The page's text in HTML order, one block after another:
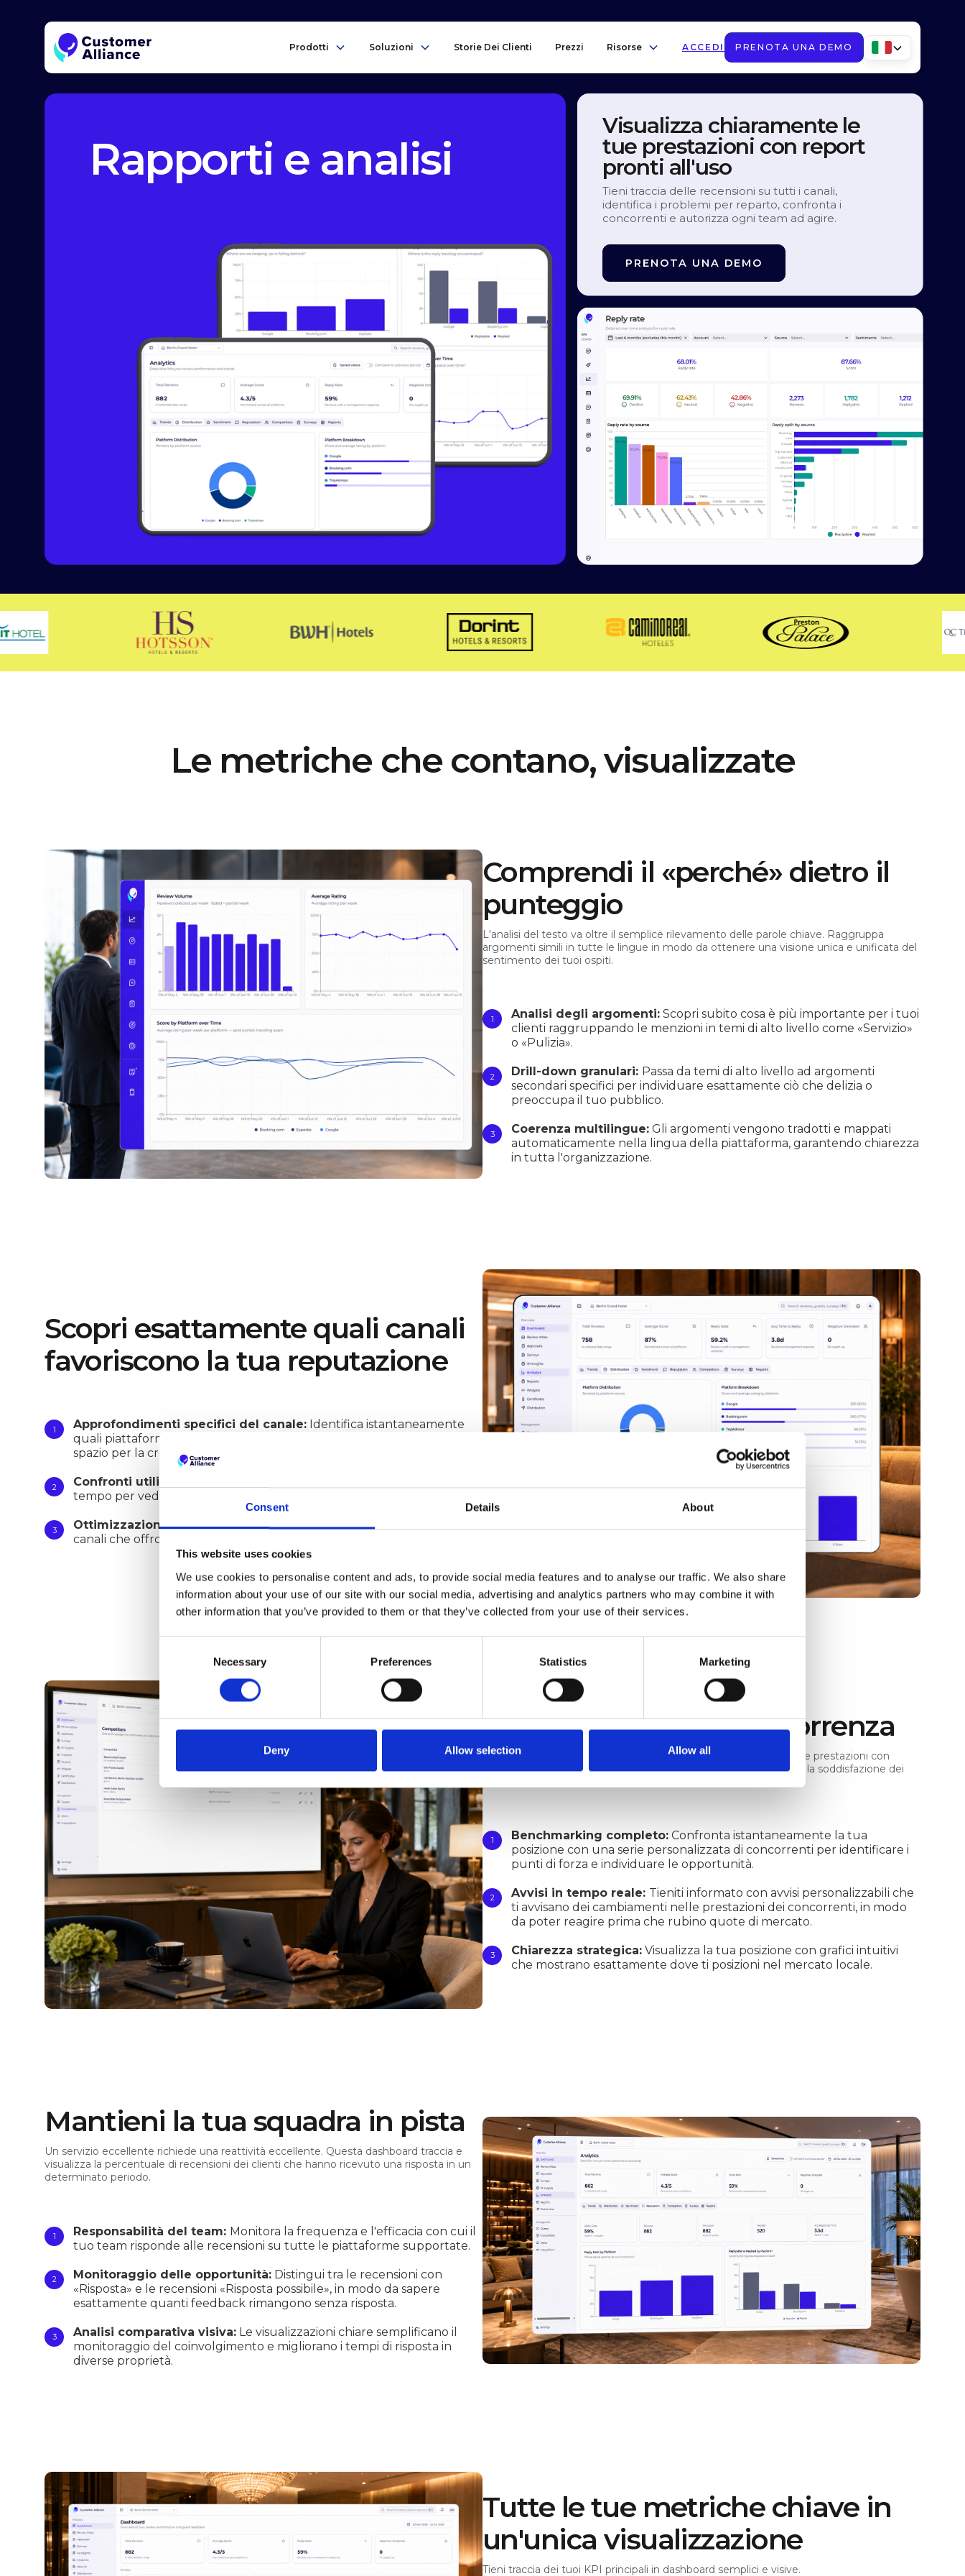
Consent Details About
This website uses cookies
We use cookies to personalise content and ads, to provide social media features and to analyse our traffic. We also share
information about your use of our site with our social media, advertising and analytics partners who may combine it with
other information that you’ve provided to them or that they’ve collected from your use of their services.
Necessary Preferences Statistics Marketing
Deny Allow selection Allow all
Prodotti Soluzioni Storie Dei Clienti Prezzi Risorse ACCEDI PRENOTA UNA DEMO
Rapporti e analisi
Visualizza chiaramente le
tue prestazioni con report
pronti all'uso
Tieni traccia delle recensioni su tutti i canali,
identifica i problemi per reparto, confronta i
concorrenti e autorizza ogni team ad agire.
PRENOTA UNA DEMO
Le metriche che contano, visualizzate
Comprendi il «perché» dietro il
punteggio
L'analisi del testo va oltre il semplice rilevamento delle parole chiave. Raggruppa
argomenti simili in tutte le lingue in modo da ottenere una visione unica e unificata del
sentimento dei tuoi ospiti.
Analisi degli argomenti: Scopri subito cosa è più importante per i tuoi
clienti raggruppando le menzioni in temi di alto livello come «Servizio»
o «Pulizia».
Drill-down granulari: Passa da temi di alto livello ad argomenti
secondari specifici per individuare esattamente ciò che delizia o
preoccupa il tuo pubblico.
Coerenza multilingue: Gli argomenti vengono tradotti e mappati
automaticamente nella lingua della piattaforma, garantendo chiarezza
in tutta l'organizzazione.
Scopri esattamente quali canali
favoriscono la tua reputazione
Approfondimenti specifici del canale: Identifica istantaneamente
quali piattaforme stanno aumentando la tua reputazione e dove c'è
spazio per la crescita.
Confronti utilizzabili:
tempo per vedere se stai perdendo terreno su una specifica OTA.
Ottimizzazione strategica:Assegna le tue risorse di marketing ai
canali che offrono il massimo impatto.
Confrontati con la concorrenza
Ottieni un vantaggio strategico nel tuo mercato. Confronta le tue prestazioni con
quelle dei principali concorrenti in base a metriche critiche come la soddisfazione dei
Benchmarking completo: Confronta istantaneamente la tua
posizione con una serie personalizzata di concorrenti per identificare i
punti di forza e individuare le opportunità.
Avvisi in tempo reale: Tieniti informato con avvisi personalizzabili che
ti avvisano dei cambiamenti nelle prestazioni dei concorrenti, in modo
da poter reagire prima che rubino quote di mercato.
Chiarezza strategica: Visualizza la tua posizione con grafici intuitivi
che mostrano esattamente dove ti posizioni nel mercato locale.
Mantieni la tua squadra in pista
Un servizio eccellente richiede una reattività eccellente. Questa dashboard traccia e
visualizza la percentuale di recensioni dei clienti che hanno ricevuto una risposta in un
determinato periodo.
Responsabilità del team: Monitora la frequenza e l'efficacia con cui il
tuo team risponde alle recensioni su tutte le piattaforme supportate.
Monitoraggio delle opportunità: Distingui tra le recensioni con
«Risposta» e le recensioni «Risposta possibile», in modo da sapere
esattamente quanti feedback rimangono senza risposta.
Analisi comparativa visiva: Le visualizzazioni chiare semplificano il
monitoraggio del coinvolgimento e migliorano i tempi di risposta in
diverse proprietà.
Tutte le tue metriche chiave in
un'unica visualizzazione
Tieni traccia dei tuoi KPI principali in dashboard semplici e visive.